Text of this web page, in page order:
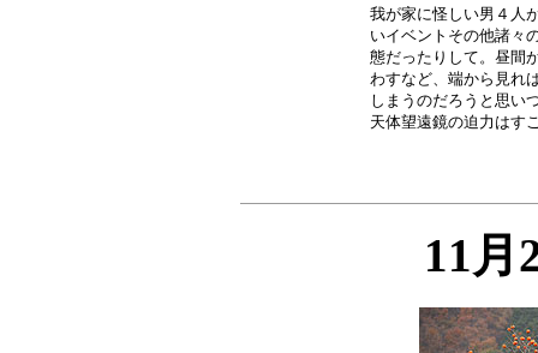
我が家に怪しい男４人
いイベントその他諸々
態だったりして。昼間
わすなど、端から見れ
しまうのだろうと思い
11月